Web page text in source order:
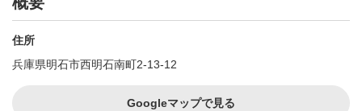
住所
兵庫県明石市西明石南町2-13-12
Googleマップで見る